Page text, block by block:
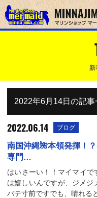
新
2022年6月14日の記事
2022.06.14 ブログ
南国沖縄🌺本領発揮！
専門…
はいさーい！！マイマイで
は嬉しいんですが、ジメジ
バテ寸前ですでも、晴れる